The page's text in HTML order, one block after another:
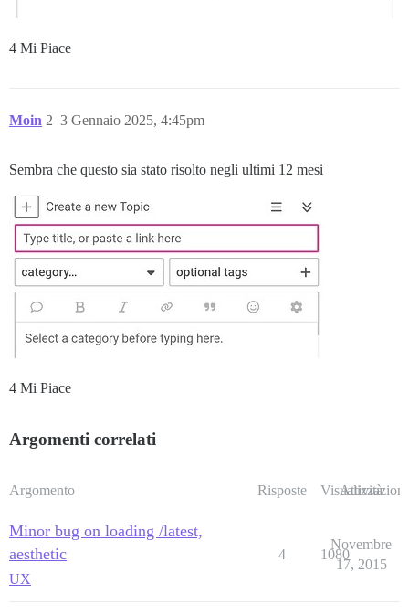
4 Mi Piace
Moin 3 Gennaio 2025, 4:45pm
2
Sembra che questo sia stato risolto negli ultimi 12 mesi
4 Mi Piace
Argomenti correlati
Argomento Risposte Visualizzazioni
Attività
Minor bug on loading /latest,
aesthetic
UX
4 1080
Novembre
17, 2015